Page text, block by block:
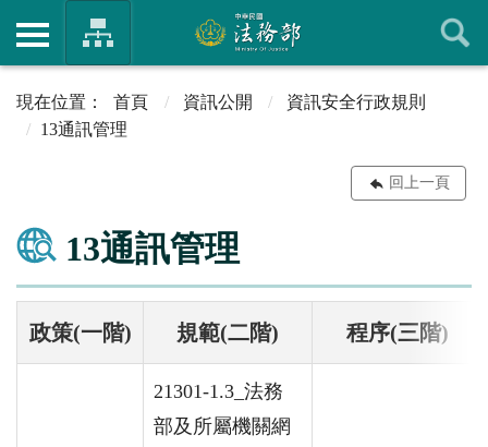
首頁 資訊公開
資訊安全行政規則
13通訊管理
回上一頁
13通訊管理
政策(一階) 規範(二階) 程序(三階)
21301-1.3_法務
部及所屬機關網